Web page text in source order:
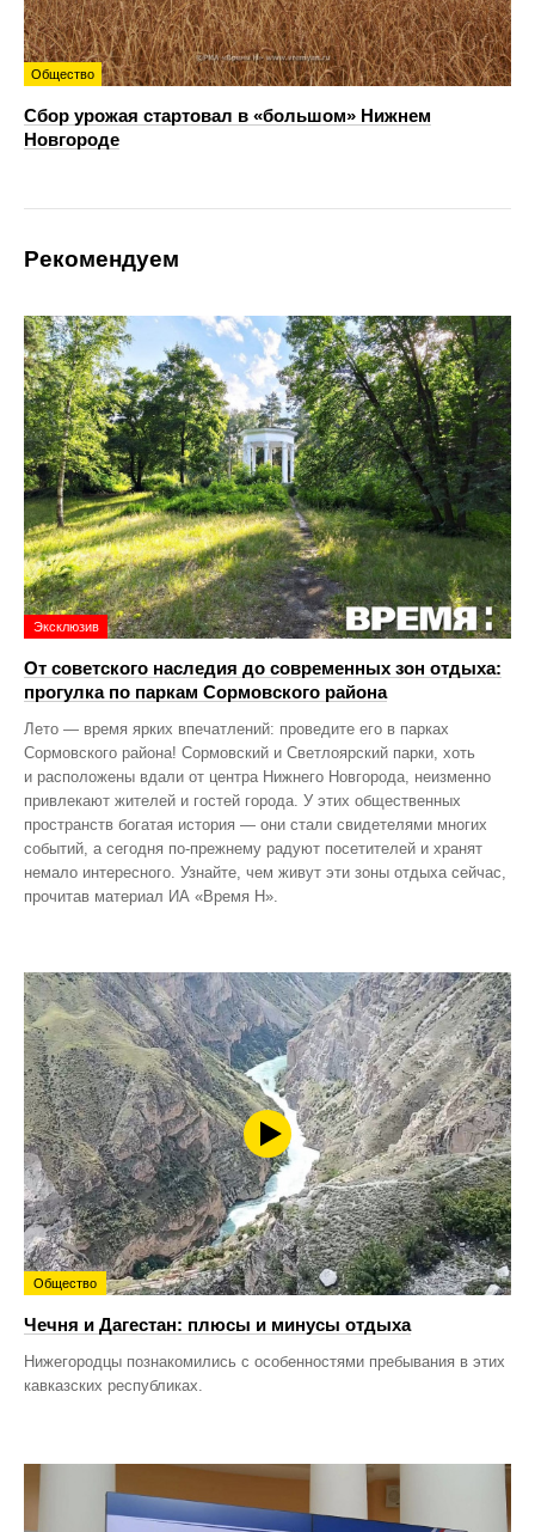
Общество
Сбор урожая стартовал в «большом» Нижнем
Новгороде
Рекомендуем
Эксклюзив
От советского наследия до современных зон отдыха:
прогулка по паркам Сормовского района
Лето — время ярких впечатлений: проведите его в парках
Сормовского района! Сормовский и Светлоярский парки, хоть
и расположены вдали от центра Нижнего Новгорода, неизменно
привлекают жителей и гостей города. У этих общественных
пространств богатая история — они стали свидетелями многих
событий, а сегодня по‑прежнему радуют посетителей и хранят
немало интересного. Узнайте, чем живут эти зоны отдыха сейчас,
прочитав материал ИА «Время Н».
Общество
Чечня и Дагестан: плюсы и минусы отдыха
Нижегородцы познакомились с особенностями пребывания в этих
кавказских республиках.